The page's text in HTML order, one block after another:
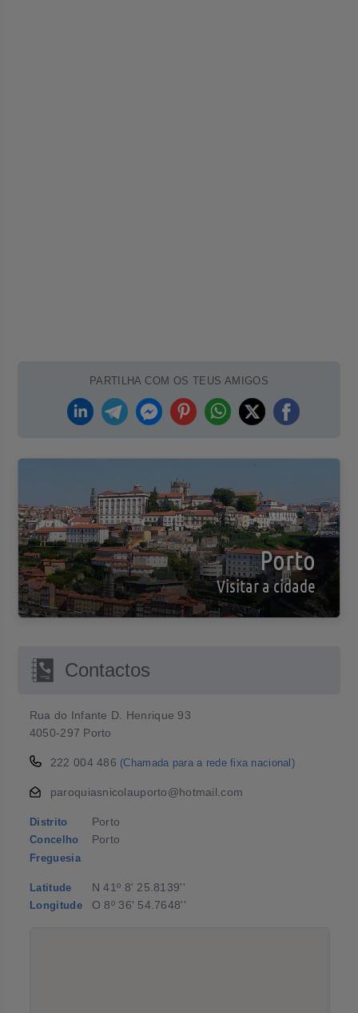
PARTILHA COM OS TEUS AMIGOS
Porto
Visitar a cidade
Contactos
Rua do Infante D. Henrique 93
4050-297 Porto
222 004 486 (Chamada para a rede fixa nacional)
paroquiasnicolauporto@hotmail.com
Distrito Porto
Concelho Porto
Freguesia
Latitude N 41º 8' 25.8139''
Longitude O 8º 36' 54.7648''